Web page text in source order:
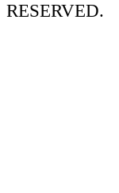
RESERVED.